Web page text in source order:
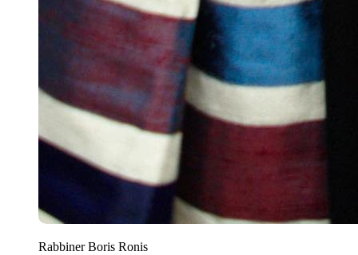
Rabbiner Boris Ronis